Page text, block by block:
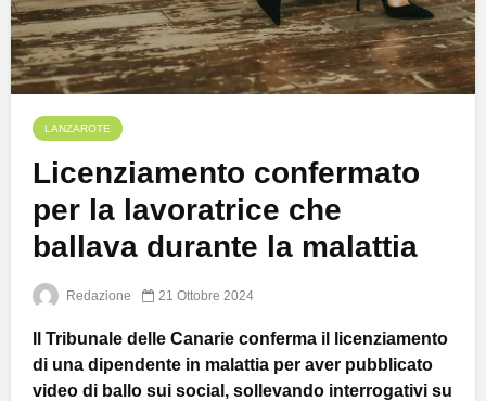
LANZAROTE
Licenziamento confermato
per la lavoratrice che
ballava durante la malattia
Redazione 21 Ottobre 2024
Il Tribunale delle Canarie conferma il licenziamento
di una dipendente in malattia per aver pubblicato
video di ballo sui social, sollevando interrogativi su